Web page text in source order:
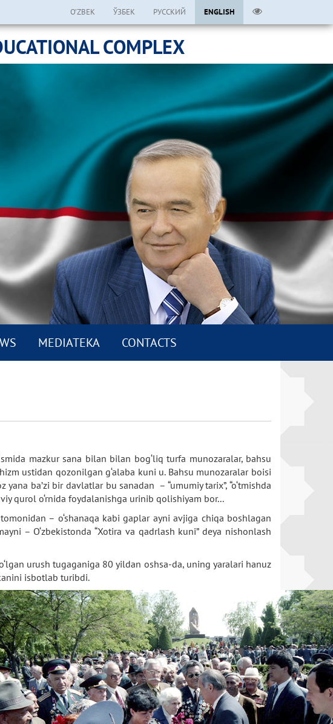
O’ZBEK ЎЗБЕК РУССКИЙ ENGLISH
COMPLEX
MEDIATEKA CONTACTS
mazkur sana bilan bilan bog‘liq turfa munozaralar, bahsu
ustidan qozonilgan g‘alaba kuni u. Bahsu munozaralar boisi
ba’zi bir davlatlar bu sanadan – “umumiy tarix”, “o‘tmishda
qurol o‘rnida foydalanishga urinib qolishiyam bor...
– o‘shanaqa kabi gaplar ayni avjiga chiqa boshlagan
– O‘zbekistonda “Xotira va qadrlash kuni” deya nishonlash
urush tugaganiga 80 yildan oshsa-da, uning yaralari hanuz
isbotlab turibdi.